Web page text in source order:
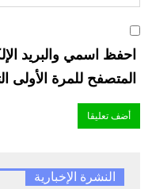
في عام 1927
سرعان ما استقال
ومضاعفة بؤسهم
يبخسها قانون الأنديجينا.
الخسارة والإفلاس.
احفظ اسمي والبريد
المتصفح للمرة الأولى
النشرة الإخبارية